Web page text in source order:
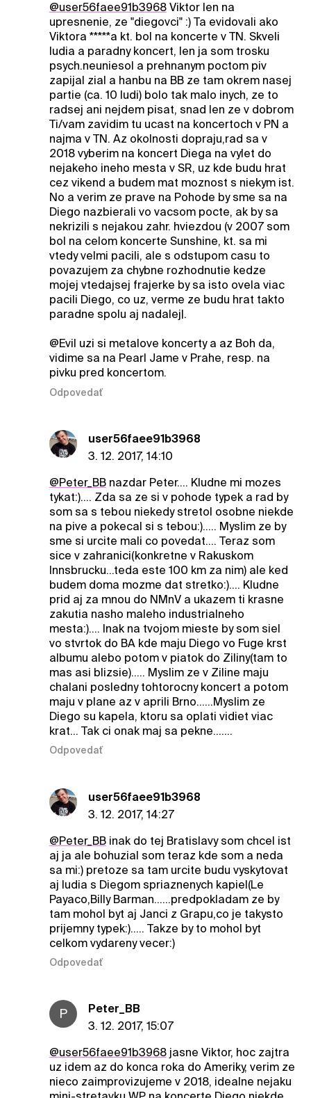
@user56faee91b3968Viktor len na
upresnenie, ze "diegovci" :) Ta evidovali ako
Viktora *****a kt. bol na koncerte v TN. Skveli
ludia a paradny koncert, len ja som trosku
psych.neuniesol a prehnanym poctom piv
zapijal zial a hanbu na BB ze tam okrem nasej
partie (ca. 10 ludi) bolo tak malo inych, ze to
radsej ani nejdem pisat, snad len ze v dobrom
Ti/vam zavidim tu ucast na koncertoch v PN a
najma v TN. Az okolnosti dopraju,rad sa v
2018 vyberim na koncert Diega na vylet do
nejakeho ineho mesta v SR, uz kde budu hrat
cez vikend a budem mat moznost s niekym ist.
No a verim ze prave na Pohode by sme sa na
Diego nazbierali vo vacsom pocte, ak by sa
nekrizili s nejakou zahr. hviezdou (v 2007 som
bol na celom koncerte Sunshine, kt. sa mi
vtedy velmi pacili, ale s odstupom casu to
povazujem za chybne rozhodnutie kedze
mojej vtedajsej frajerke by sa isto ovela viac
pacili Diego, co uz, verme ze budu hrat takto
paradne spolu aj nadalej|.
@Evil uzi si metalove koncerty a az Boh da,
vidime sa na Pearl Jame v Prahe, resp. na
pivku pred koncertom.
Odpovedať
user56faee91b3968
3. 12. 2017, 14:10
@Peter_BBnazdar Peter.... Kludne mi mozes
tykat:).... Zda sa ze si v pohode typek a rad by
som sa s tebou niekedy stretol osobne niekde
na pive a pokecal si s tebou:)..... Myslim ze by
sme si urcite mali co povedat.... Teraz som
sice v zahranici(konkretne v Rakuskom
Innsbrucku...teda este 100 km za nim) ale ked
budem doma mozme dat stretko:).... Kludne
prid aj za mnou do NMnV a ukazem ti krasne
zakutia nasho maleho industrialneho
mesta:).... Inak na tvojom mieste by som siel
vo stvrtok do BA kde maju Diego vo Fuge krst
albumu alebo potom v piatok do Ziliny(tam to
mas asi blizsie)..... Myslim ze v Ziline maju
chalani posledny tohtorocny koncert a potom
maju v plane az v aprili Brno......Myslim ze
Diego su kapela, ktoru sa oplati vidiet viac
krat... Tak ci onak maj sa pekne.......
Odpovedať
user56faee91b3968
3. 12. 2017, 14:27
@Peter_BBinak do tej Bratislavy som chcel ist
aj ja ale bohuzial som teraz kde som a neda
sa mi:) pretoze sa tam urcite budu vyskytovat
aj ludia s Diegom spriaznenych kapiel(Le
Payaco,Billy Barman......predpokladam ze by
tam mohol byt aj Janci z Grapu,co je takysto
prijemny typek:)..... Takze by to mohol byt
celkom vydareny vecer:)
Odpovedať
P
Peter_BB
3. 12. 2017, 15:07
@user56faee91b3968jasne Viktor, hoc zajtra
uz idem az do konca roka do Ameriky, verim ze
nieco zaimprovizujeme v 2018, idealne nejaku